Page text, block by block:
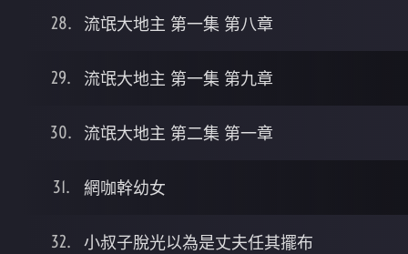
流氓大地主 第一集 第八章
流氓大地主 第一集 第九章
流氓大地主 第二集 第一章
網咖幹幼女
小叔子脫光以為是丈夫任其擺布